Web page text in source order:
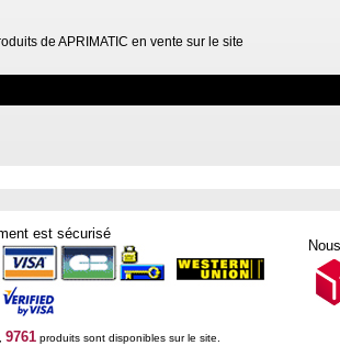
de APRIMATIC en vente sur le site
est sécurisé
9761produits sont disponibles sur le site.